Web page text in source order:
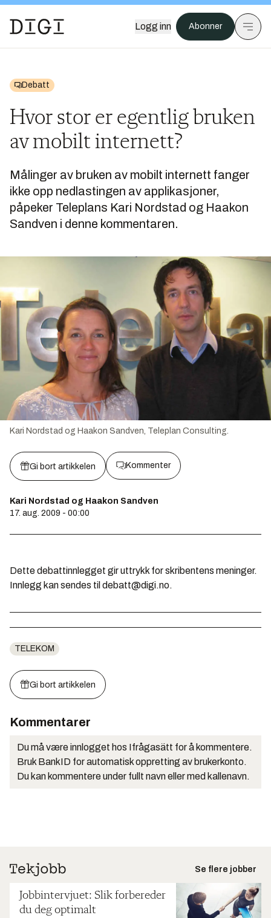
Logg inn Abonner
Debatt
Hvor stor er egentlig bruken
av mobilt internett?
Målinger av bruken av mobilt internett fanger
ikke opp nedlastingen av applikasjoner,
påpeker Teleplans Kari Nordstad og Haakon
Sandven i denne kommentaren.
Kari Nordstad og Haakon Sandven, Teleplan Consulting.
Gi bort artikkelen Kommenter
Kari Nordstad og Haakon Sandven
17. aug. 2009 - 00:00
Dette debattinnlegget gir uttrykk for skribentens meninger.
Innlegg kan sendes til debatt@digi.no.
TELEKOM
Gi bort artikkelen
Kommentarer
Du må være innlogget hos Ifrågasätt for å kommentere.
Bruk BankID for automatisk oppretting av brukerkonto.
Du kan kommentere under fullt navn eller med kallenavn.
Se flere jobber
Jobbintervjuet: Slik forbereder
du deg optimalt